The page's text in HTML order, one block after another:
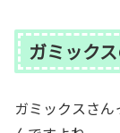
ガミック
ガミックスさ